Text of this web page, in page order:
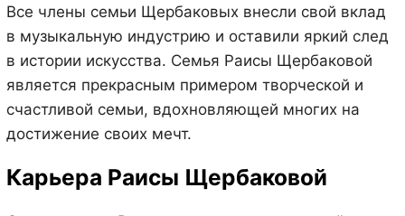
Все члены семьи Щербаковых внесли свой вклад
в музыкальную индустрию и оставили яркий след
в истории искусства. Семья Раисы Щербаковой
является прекрасным примером творческой и
счастливой семьи, вдохновляющей многих на
достижение своих мечт.
Карьера Раисы Щербаковой